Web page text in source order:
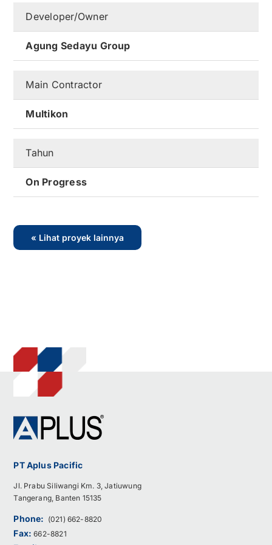
Kontak
Karir
Developer/Owner
Agung Sedayu Group
Main Contractor
Multikon
Tahun
On Progress
« Lihat proyek lainnya
PT Aplus Pacific
Jl. Prabu Siliwangi Km. 3, Jatiuwung
Tangerang, Banten 15135
Phone: (021) 662-8820
Fax:662-8821